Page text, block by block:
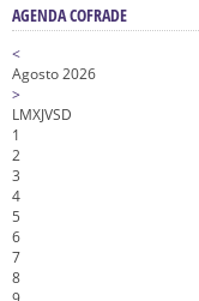
AGENDA COFRADE
<
Agosto 2026
>
LMXJVSD
1
2
3
4
5
6
7
8